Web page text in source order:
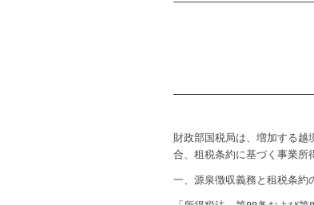
財政部国税局は、増加する
合、租税条約に基づく事業所
一、 源泉徴収義務と租税条約